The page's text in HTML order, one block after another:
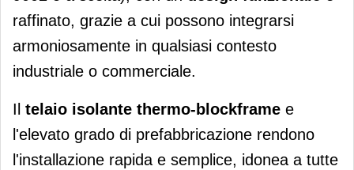
raffinato, grazie a cui possono integrarsi
armoniosamente in qualsiasi contesto
industriale o commerciale.
Il telaio isolante thermo-blockframe e
l'elevato grado di prefabbricazione rendono
l'installazione rapida e semplice, idonea a tutte